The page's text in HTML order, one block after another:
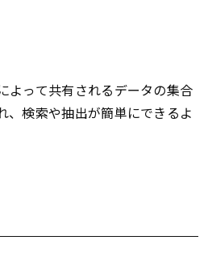
よって共有されるデータの集合
、検索や抽出が簡単にできるよ